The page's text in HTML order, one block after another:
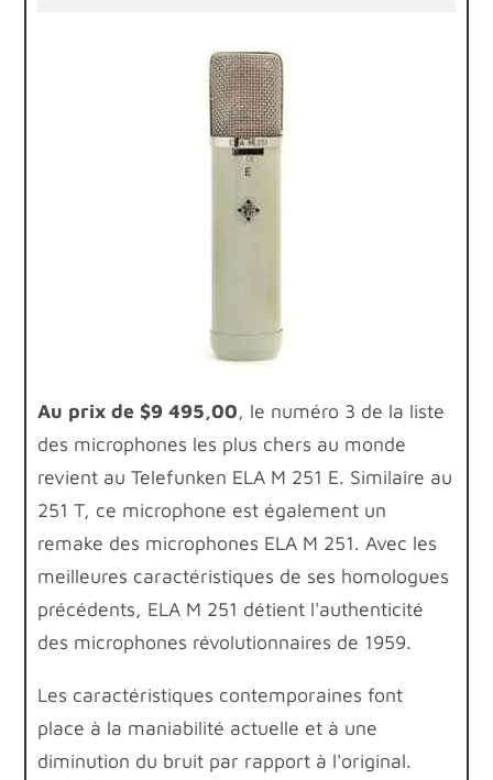
Au prix de $9 495,00, le numéro 3 de la liste
des microphones les plus chers au monde
revient au Telefunken ELA M 251 E. Similaire au
251 T, ce microphone est également un
remake des microphones ELA M 251. Avec les
meilleures caractéristiques de ses homologues
précédents, ELA M 251 détient l'authenticité
des microphones révolutionnaires de 1959.
Les caractéristiques contemporaines font
place à la maniabilité actuelle et à une
diminution du bruit par rapport à l'original.